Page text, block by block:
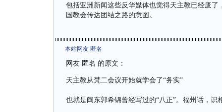
包括亚洲新闻这些反华媒体也觉得天主教已经废
国教会传达团结之路的意图。
本站网友 匿名
网友 匿名 的原文：
天主教从梵二会议开始就学会了“务实”
也就是闽东郭希锦曾经写过的“八正”。福州话，识